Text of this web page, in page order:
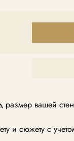
вашей
и сюжету с